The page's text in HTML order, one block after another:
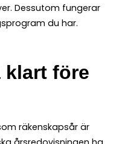
Dessutom fungerar
du har.
klart före
räkenskapsår är